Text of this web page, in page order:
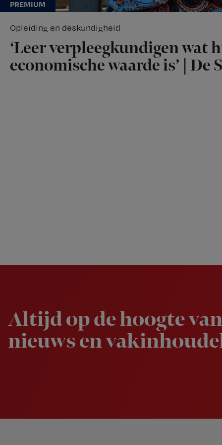
Opleiding en deskundigheid
‘Leer verpleegkundigen wat
economische waarde is’ | De
Altijd op de hoogte
nieuws en